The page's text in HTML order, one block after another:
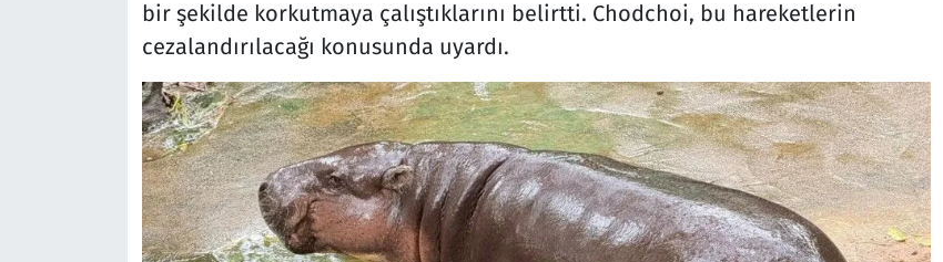
bir şekilde korkutmaya çalıştıklarını belirtti. Chodchoi, bu hareketlerin
cezalandırılacağı konusunda uyardı.